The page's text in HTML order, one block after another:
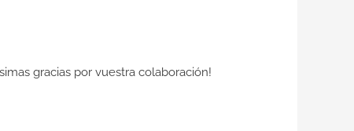
gracias por vuestra colaboración!